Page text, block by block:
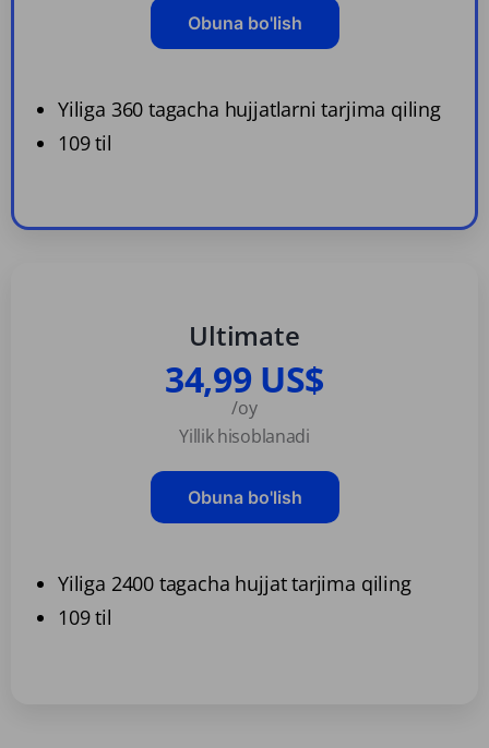
Obuna bo'lish
Yiliga 360 tagacha hujjatlarni tarjima qiling
109 til
Ultimate
34,99 US$
/oy
Yillik hisoblanadi
Obuna bo'lish
Yiliga 2400 tagacha hujjat tarjima qiling
109 til